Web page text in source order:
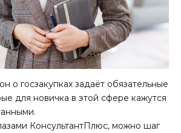
о госзакупках задаёт обязательные
для новичка в этой сфере кажутся
КонсультантПлюс, можно шаг